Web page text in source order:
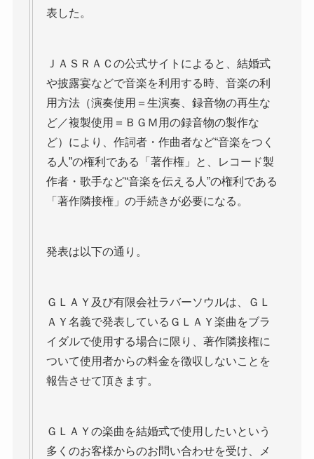
表した。
ＪＡＳＲＡＣの公式サイトによると、結婚式
や披露宴などで音楽を利用する時、音楽の利
用方法（演奏使用＝生演奏、録音物の再生な
ど／複製使用＝ＢＧＭ用の録音物の製作な
ど）により、作詞者・作曲者など“音楽をつく
る人”の権利である「著作権」と、レコード製
作者・歌手など“音楽を伝える人”の権利である
「著作隣接権」の手続きが必要になる。
発表は以下の通り。
ＧＬＡＹ及び有限会社ラバーソウルは、ＧＬ
ＡＹ名義で発表しているＧＬＡＹ楽曲をブラ
イダルで使用する場合に限り、著作隣接権に
ついて使用者からの料金を徴収しないことを
報告させて頂きます。
ＧＬＡＹの楽曲を結婚式で使用したいという
多くのお客様からのお問い合わせを受け、メ